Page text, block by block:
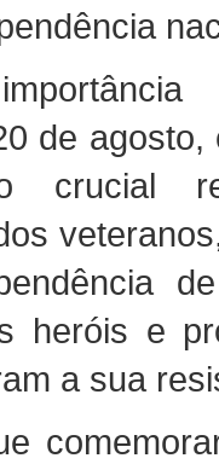
de agosto,
crucial
heróis e
a sua